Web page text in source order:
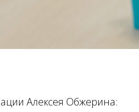
Алексея Обжерина: